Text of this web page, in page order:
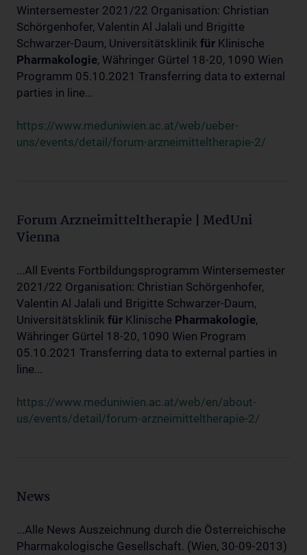
Wintersemester 2021/22 Organisation: Christian
Schörgenhofer, Valentin Al Jalali und Brigitte
Schwarzer-Daum, Universitätsklinik für Klinische
Pharmakologie, Währinger Gürtel 18-20, 1090 Wien
Programm 05.10.2021 Transferring data to external
parties in line...
https://www.meduniwien.ac.at/web/ueber-
uns/events/detail/forum-arzneimitteltherapie-2/
Forum Arzneimitteltherapie | MedUni
Vienna
...All Events Fortbildungsprogramm Wintersemester
2021/22 Organisation: Christian Schörgenhofer,
Valentin Al Jalali und Brigitte Schwarzer-Daum,
Universitätsklinik für Klinische Pharmakologie,
Währinger Gürtel 18-20, 1090 Wien Program
05.10.2021 Transferring data to external parties in
line...
https://www.meduniwien.ac.at/web/en/about-
us/events/detail/forum-arzneimitteltherapie-2/
News
...Alle News Auszeichnung durch die Österreichische
Pharmakologische Gesellschaft. (Wien, 30-09-2013)